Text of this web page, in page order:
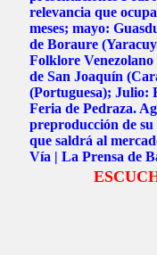
relevancia que
meses; mayo:
de Boraure
Folklore
de San Joaquín
(Portuguesa); Julio:
Feria de Pedraza.
preproducción de
que saldrá al
Vía | La Prensa de